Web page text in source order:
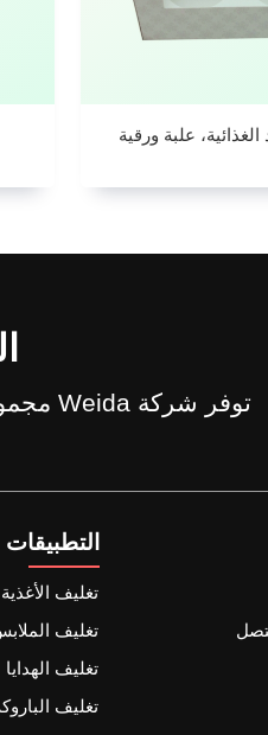
علبة ورقية
توفر شركة Weida مجموعة متنوعة من الأنماط، المواد، الأحجام للصناديق والأكياس الورقية المخصصة.
التطبيقات
تغليف الأغذية
تغليف
تغليف الهدايا
تغليف